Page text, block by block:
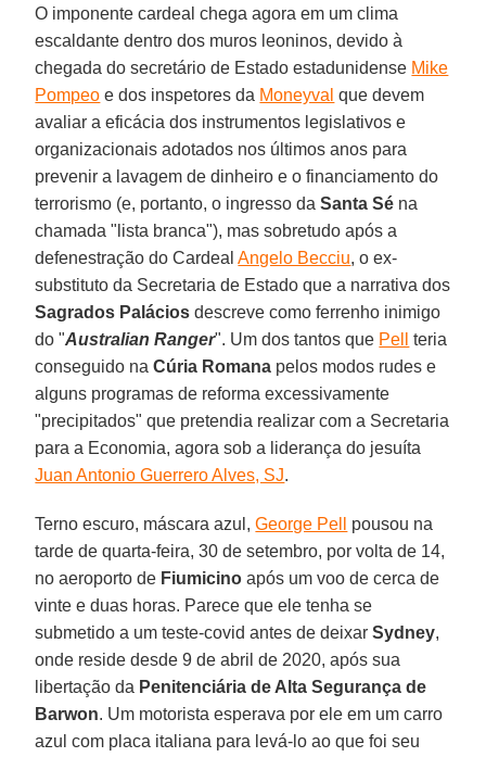
O imponente cardeal chega agora em um clima
escaldante dentro dos muros leoninos, devido à
chegada do secretário de Estado estadunidense Mike
Pompeo e dos inspetores da Moneyval que devem
avaliar a eficácia dos instrumentos legislativos e
organizacionais adotados nos últimos anos para
prevenir a lavagem de dinheiro e o financiamento do
terrorismo (e, portanto, o ingresso daSanta Sé na
chamada "lista branca"), mas sobretudo após a
defenestração do CardealAngelo Becciu, o ex-
substituto da Secretaria de Estado que a narrativa dos
Sagrados Palácios descreve como ferrenho inimigo
do "Australian Ranger". Um dos tantos que Pell
teria
conseguido naCúria Romana pelos modos rudes e
alguns programas de reforma excessivamente
"precipitados" que pretendia realizar com a Secretaria
para a Economia, agora sob a liderança do jesuíta
Juan Antonio Guerrero Alves, SJ.
Terno escuro, máscara azul,George Pell
pousou na
tarde de quarta-feira, 30 de setembro, por volta de 14,
no aeroporto de Fiumicino após um voo de cerca de
vinte e duas horas. Parece que ele tenha se
submetido a um teste-covid antes de deixarSydney,
onde reside desde 9 de abril de 2020, após sua
libertação da Penitenciária de Alta Segurança de
Barwon. Um motorista esperava por ele em um carro
azul com placa italiana para levá-lo ao que foi seu